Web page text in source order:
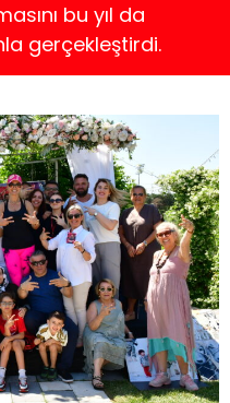
bu yıl da
gerçekleştirdi.